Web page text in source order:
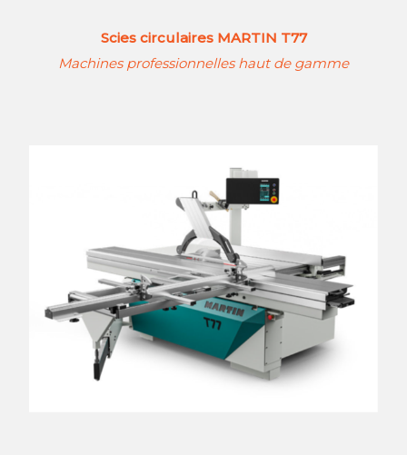
Scies circulaires MARTIN T77
Machines professionnelles haut de gamme